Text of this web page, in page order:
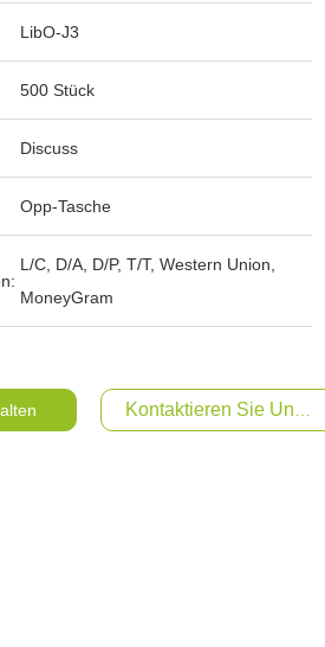
LibO-J3
500 Stück
Discuss
Opp-Tasche
L/C, D/A, D/P, T/T, Western Union,
MoneyGram
Kontaktieren Sie Uns